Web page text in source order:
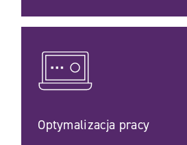
Optymalizacja pracy